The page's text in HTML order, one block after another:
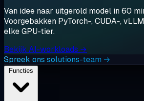
Van idee naar uitgerold model in 60
Voorgebakken PyTorch-, CUDA-,
elke GPU-tier.
Bekijk AI-workloads →
Spreek ons solutions-team →